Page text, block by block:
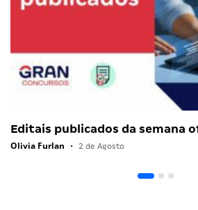
Editais publicados da semana
Olivia Furlan • 2 de Agosto